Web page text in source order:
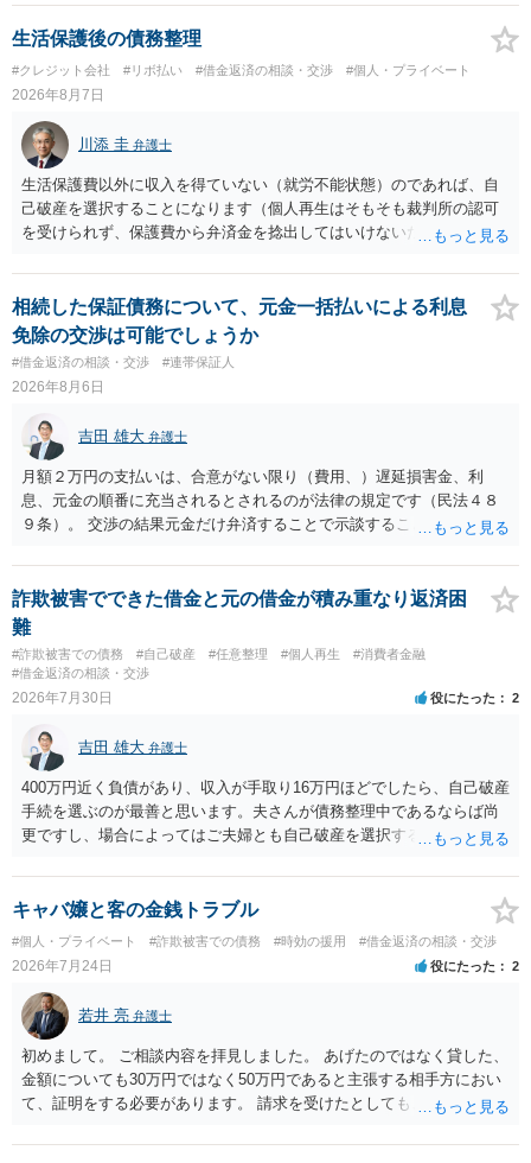
生活保護後の債務整理
#クレジット会社 #リボ払い #借金返済の相談・交渉 #個人・プライベート
2026年8月7日
川添 圭 弁護士
生活保護費以外に収入を得ていない（就労不能状態）のであれば、自
己破産を選択することになります（個人再生はそもそも裁判所の認可
を受けられず、保護費から弁済金を捻出してはいけないため任意整理
士費用は法テラスが負担し、裁判所の予納金等も法テラスが援助して
くれるため、弁護士へ自己破産を任せれば解決します。
相続した保証債務について、元金一括払いによる利息
免除の交渉は可能でしょうか
#借金返済の相談・交渉 #連帯保証人
2026年8月6日
吉田 雄大 弁護士
月額２万円の支払いは、合意がない限り（費用、）遅延損害金、利
息、元金の順番に充当されるとされるのが法律の規定です（民法４８
９条）。 交渉の結果元金だけ弁済することで示談することは、弁護士
ることには消極的なことが多いものの、お近くの弁護士にご依頼しチ
ャレンジなさる意義は十分にあると思います。
詐欺被害でできた借金と元の借金が積み重なり返済困
難
#詐欺被害での債務 #自己破産 #任意整理 #個人再生
#消費者金融
#借金返済の相談・交渉
2026年7月30日 役にたった 2
吉田 雄大 弁護士
400万円近く負債があり、収入が手取り16万円ほどでしたら、自己破産
手続を選ぶのが最善と思います。夫さんが債務整理中であるならば尚
更ですし、場合によってはご夫婦とも自己破産を選択する方法もある
キャバ嬢と客の金銭トラブル
#個人・プライベート #詐欺被害での債務 #時効の援用 #借金返済の相談・交渉
2026年7月24日 役にたった 2
若井 亮 弁護士
初めまして。 ご相談内容を拝見しました。 あげたのではなく貸した、
金額についても30万円ではなく50万円であると主張する相手方におい
て、証明をする必要があります。 請求を受けたとしても、もらったも
れることになるでしょう。 請求があるまでは、こちらからアクション